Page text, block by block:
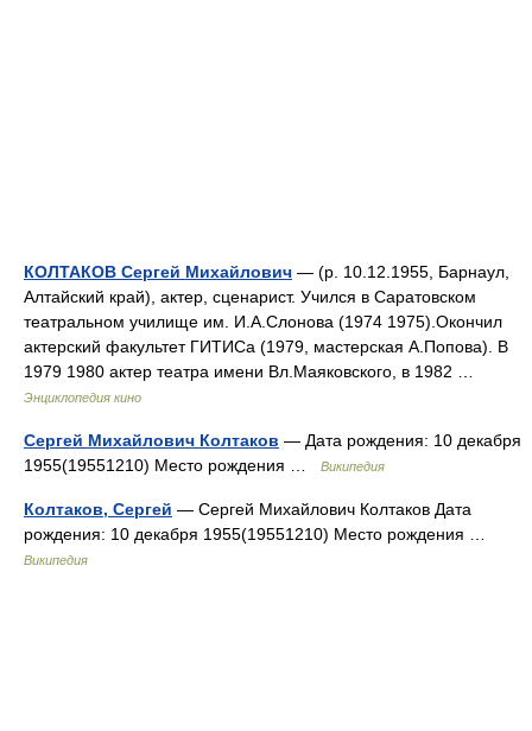
КОЛТАКОВ Сергей Михайлович — (р. 10.12.1955, Барнаул,
Алтайский край), актер, сценарист. Учился в Саратовском
театральном училище им. И.А.Слонова (1974 1975).Окончил
актерский факультет ГИТИСа (1979, мастерская А.Попова). В
1979 1980 актер театра имени Вл.Маяковского, в 1982 …
Энциклопедия кино
Сергей Михайлович Колтаков — Дата рождения: 10 декабря
1955(19551210) Место рождения …
Википедия
Колтаков, Сергей — Сергей Михайлович Колтаков Дата
рождения: 10 декабря 1955(19551210) Место рождения …
Википедия